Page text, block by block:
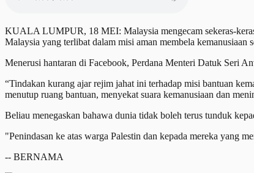
KUALA LUMPUR, 18 MEI: Malaysia mengecam sekeras-
Malaysia yang terlibat dalam misi aman membela kemanusiaan
Menerusi hantaran di Facebook, Perdana Menteri Datuk Seri
“Tindakan kurang ajar rejim jahat ini terhadap misi bantuan
menutup ruang bantuan, menyekat suara kemanusiaan dan
Beliau menegaskan bahawa dunia tidak boleh terus tunduk
"Penindasan ke atas warga Palestin dan kepada mereka yang
-- BERNAMA